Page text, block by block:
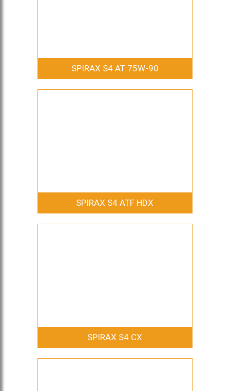
SPIRAX S4 AT 75W-90
SPIRAX S4 ATF HDX
SPIRAX S4 CX